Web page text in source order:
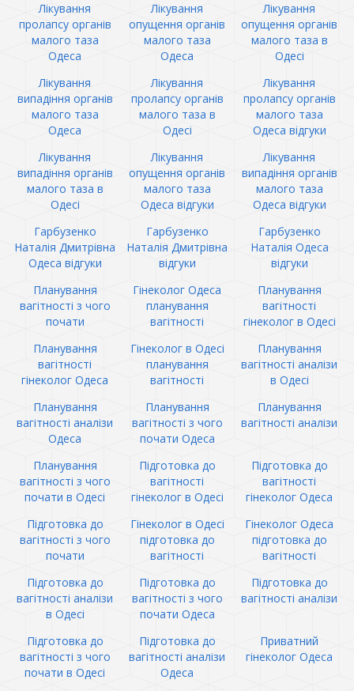
Лікування
пролапсу органів
малого таза
Одеса
Лікування
опущення органів
малого таза
Одеса
Лікування
опущення органів
малого таза в
Одесі
Лікування
випадіння органів
малого таза
Одеса
Лікування
пролапсу органів
малого таза в
Одесі
Лікування
пролапсу органів
малого таза
Одеса відгуки
Лікування
випадіння органів
малого таза в
Одесі
Лікування
опущення органів
малого таза
Одеса відгуки
Лікування
випадіння органів
малого таза
Одеса відгуки
Гарбузенко
Наталія Дмитрівна
Одеса відгуки
Гарбузенко
Наталія Дмитрівна
відгуки
Гарбузенко
Наталія Одеса
відгуки
Планування
вагітності з чого
почати
Гінеколог Одеса
планування
вагітності
Планування
вагітності
гінеколог в Одесі
Планування
вагітності
гінеколог Одеса
Гінеколог в Одесі
планування
вагітності
Планування
вагітності аналізи
в Одесі
Планування
вагітності аналізи
Одеса
Планування
вагітності з чого
почати Одеса
Планування
вагітності аналізи
Планування
вагітності з чого
почати в Одесі
Підготовка до
вагітності
гінеколог в Одесі
Підготовка до
вагітності
гінеколог Одеса
Підготовка до
вагітності з чого
почати
Гінеколог в Одесі
підготовка до
вагітності
Гінеколог Одеса
підготовка до
вагітності
Підготовка до
вагітності аналізи
в Одесі
Підготовка до
вагітності з чого
почати Одеса
Підготовка до
вагітності аналізи
Підготовка до
вагітності з чого
почати в Одесі
Підготовка до
вагітності аналізи
Одеса
Приватний
гінеколог Одеса